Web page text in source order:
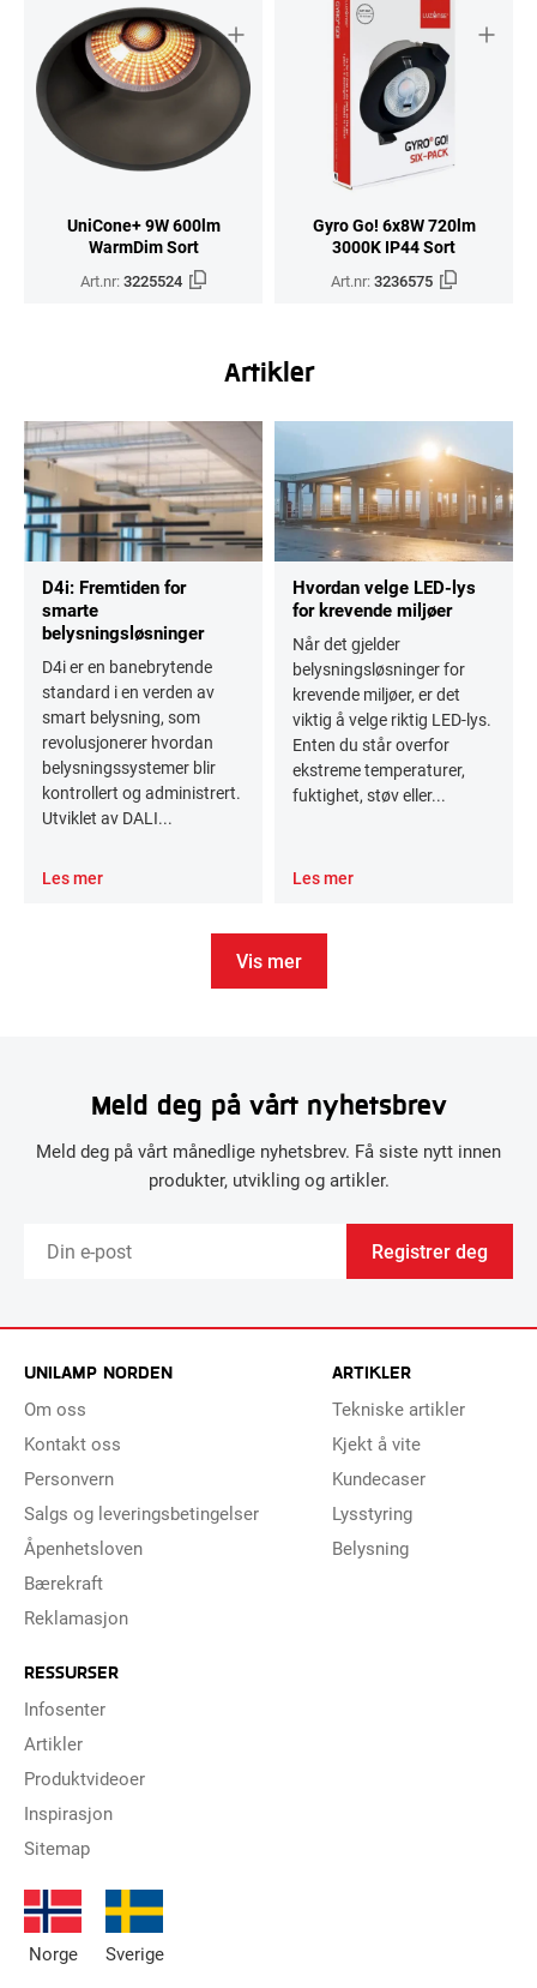
UniCone+ 9W 600lm
WarmDim Sort
Art.nr:3225524
Gyro Go! 6x8W 720lm
3000K IP44 Sort
Art.nr:3236575
Artikler
D4i: Fremtiden for
smarte
belysningsløsninger
D4i er en banebrytende
standard i en verden av
smart belysning, som
revolusjonerer hvordan
belysningssystemer blir
kontrollert og administrert.
Utviklet av DALI...
Les mer
Hvordan velge LED-lys
for krevende miljøer
Når det gjelder
belysningsløsninger for
krevende miljøer, er det
viktig å velge riktig LED-lys.
Enten du står overfor
ekstreme temperaturer,
fuktighet, støv eller...
Les mer
Vis mer
Meld deg på vårt nyhetsbrev
Meld deg på vårt månedlige nyhetsbrev. Få siste nytt innen
produkter, utvikling og artikler.
Registrer deg
UNILAMP NORDEN
Om oss
Kontakt oss
Personvern
Salgs og leveringsbetingelser
Åpenhetsloven
Bærekraft
Reklamasjon
ARTIKLER
Tekniske artikler
Kjekt å vite
Kundecaser
Lysstyring
Belysning
RESSURSER
Infosenter
Artikler
Produktvideoer
Inspirasjon
Sitemap
Norge Sverige